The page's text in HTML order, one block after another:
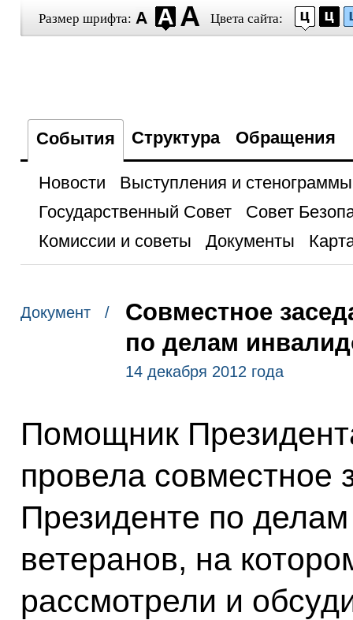
Размер шрифта: Цвета сайта:
События Структура Обращения
Новости
Выступления и стенограммы
Государственный Совет
Совет
Комиссии и советы
Документы
Документ /
Совместное
по делам
14 декабря 2012 года
Помощник
провела совместное
Президенте по
ветеранов, на
рассмотрели и